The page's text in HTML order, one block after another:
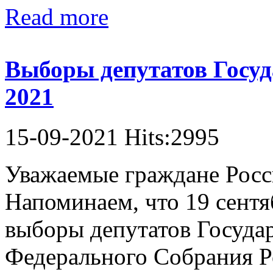
Read more
Выборы депутатов
2021
15-09-2021 Hits:2995
Уважаемые граждане
Напоминаем, что 19
выборы депутатов
Федерального Собрания